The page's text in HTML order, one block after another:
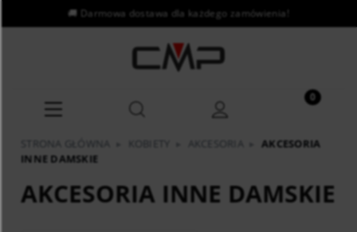
AKCESORIA INNE DAMSKIE
KOBIETY AKCESORIA
AKCESORIA
INNE DAMSKIE